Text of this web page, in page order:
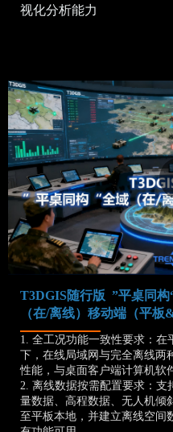
视化分析能力
T3DGIS随行版 ”平桌同构
（在/离线）移动端（平板
1. 全工况功能一致性要求：
下，在线局域网与完全离线两
性能，与桌面客户端计算机软
2. 离线数据按需配置要求：支
量数据、高程数据、无人机倾
至平板本地，并建立离线空间